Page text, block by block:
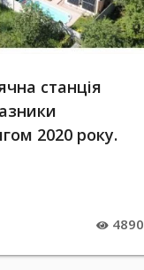
станція
2020 року.
4890